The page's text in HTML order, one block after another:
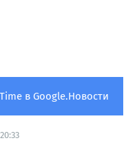
в Google.Новости